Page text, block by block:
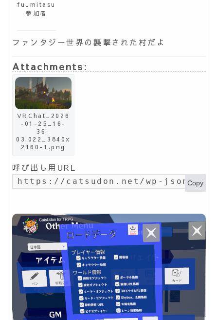
fu_mitasu
参加者
ファンタジー世界の襲撃された村だよ
Attachments:
VRChat_2026
-01-25_16-
36-
03.022_3840x
2160-1.png
呼び出し用URL
https://catsudon.net/wp-json/my-
Copy